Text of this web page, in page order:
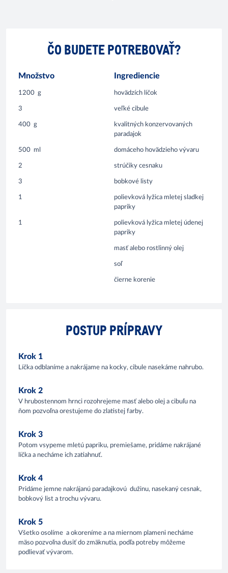
ČO BUDETE POTREBOVAŤ?
Množstvo Ingrediencie
1200 g hovädzích líčok
3 veľké cibule
400 g
kvalitných konzervovaných
paradajok
500 ml domáceho hovädzieho vývaru
2 strúčiky cesnaku
3 bobkové listy
1
polievková lyžica mletej sladkej
papriky
1
polievková lyžica mletej údenej
papriky
masť alebo rostlinný olej
soľ
čierne korenie
POSTUP PRÍPRAVY
Krok 1
Líčka odblaníme a nakrájame na kocky, cibule nasekáme nahrubo.
Krok 2
V hrubostennom hrnci rozohrejeme masť alebo olej a cibuľu na
ňom pozvoľna orestujeme do zlatistej farby.
Krok 3
Potom vsypeme mletú papriku, premiešame, pridáme nakrájané
líčka a necháme ich zatiahnuť.
Krok 4
Pridáme jemne nakrájanú paradajkovú dužinu, nasekaný cesnak,
bobkový list a trochu vývaru.
Krok 5
Všetko osolíme a okoreníme a na miernom plameni necháme
mäso pozvoľna dusiť do zmäknutia, podľa potreby môžeme
podlievať vývarom.